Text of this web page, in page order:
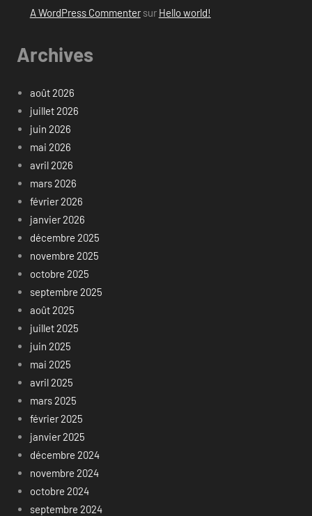
A WordPress Commentersur Hello world!
Archives
août 2026
juillet 2026
juin 2026
mai 2026
avril 2026
mars 2026
février 2026
janvier 2026
décembre 2025
novembre 2025
octobre 2025
septembre 2025
août 2025
juillet 2025
juin 2025
mai 2025
avril 2025
mars 2025
février 2025
janvier 2025
décembre 2024
novembre 2024
octobre 2024
septembre 2024